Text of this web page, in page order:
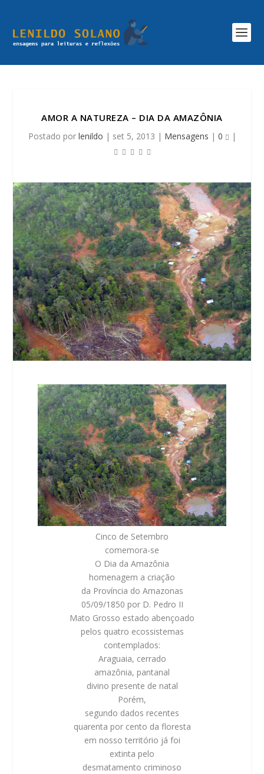
AMOR A NATUREZA – DIA DA AMAZÔNIA
Postado por lenildo | set 5, 2013 | Mensagens | 0 |
Cinco de Setembro
comemora-se
O Dia da Amazônia
homenagem a criação
da Província do Amazonas
05/09/1850 por D. Pedro II
Mato Grosso estado abençoado
pelos quatro ecossistemas
contemplados:
Araguaia, cerrado
amazônia, pantanal
divino presente de natal
Porém,
segundo dados recentes
quarenta por cento da floresta
em nosso território já foi
extinta pelo
desmatamento criminoso